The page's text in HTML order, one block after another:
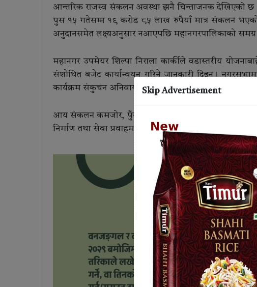
आन्तरिक राजस्व संकलन अवस्था झनै चिन्ताजनक देखिएको
पुस १५ गतेसम्म १९ करोड ८५ लाख रुपैयाँ मात्र संकलन भएको
अनुदानसमेत लक्ष्यअनुसार नआएपछि महानगरपालिकाको
महानगर उपमेयर शिल्पा निराला कार्कीले वडास्तरीय
संशोधित बजेट कार्यान्वयन गरिने जानकारी दिइन्।
कार्यक्रम संकुचन अनिवार्य हुने संकेत गरेको छ।
आय संकलन कमजोर, पुँजीगत खर्च न्यून र बजेट कटौतीको
निर्माण तथा सेवा प्रवाहमा प्रत्यक्ष असर पर्ने देखिएको छ।
Skip Advertisement